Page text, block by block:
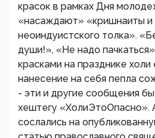
красок в рамках Дня
«насаждают» «кришнаиты и
неоиндуистского толка».
души!», «Не надо
красками на празднике
нанесение на себя пепла
- эти и другие сообщения
хештегу «ХолиЭтоОпасно».
сослались на